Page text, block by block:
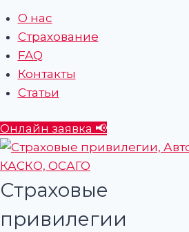
О нас
Страхование
FAQ
Контакты
Статьи
Онлайн заявка 📢
Страховые
привилегии